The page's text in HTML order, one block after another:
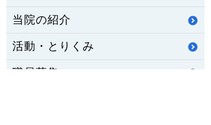
当院の紹介
活動・とりくみ
職員募集